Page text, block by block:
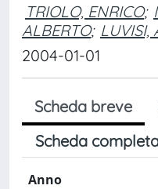
TRIOLO, ENRICO;
ALBERTO; LUVISI,
2004-01-01
Scheda breve
Scheda
Anno